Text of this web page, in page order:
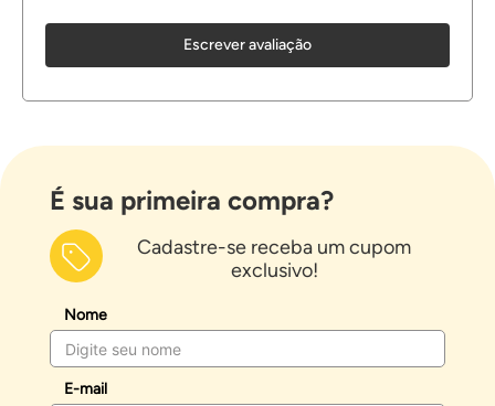
Escrever avaliação
É sua primeira compra?
Cadastre-se receba um cupom
exclusivo!
Nome
E-mail